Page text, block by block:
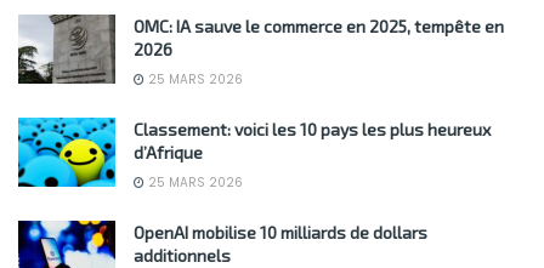
OMC: IA sauve le commerce en 2025, tempête en
2026
25 MARS 2026
Classement: voici les 10 pays les plus heureux
d’Afrique
25 MARS 2026
OpenAI mobilise 10 milliards de dollars
additionnels